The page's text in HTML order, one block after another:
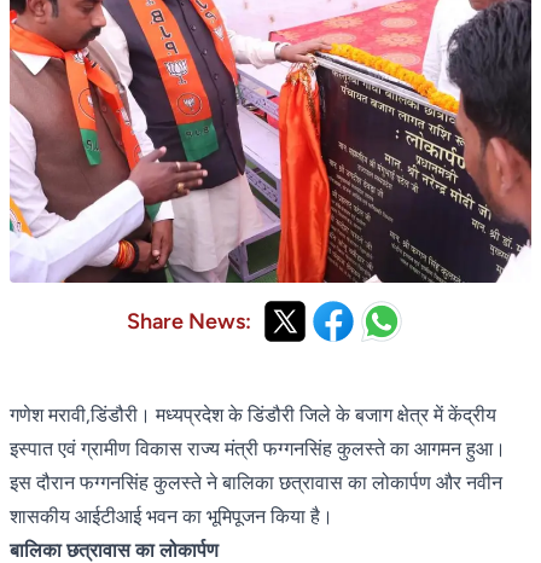
Share News:
गणेश मरावी,डिंडौरी। मध्यप्रदेश के डिंडौरी जिले के बजाग क्षेत्र में केंद्रीय
इस्पात एवं ग्रामीण विकास राज्य मंत्री फग्गनसिंह कुलस्ते का आगमन हुआ।
इस दौरान फग्गनसिंह कुलस्ते ने बालिका छत्रावास का लोकार्पण और नवीन
शासकीय आईटीआई भवन का भूमिपूजन किया है।
बालिका छत्रावास का लोकार्पण